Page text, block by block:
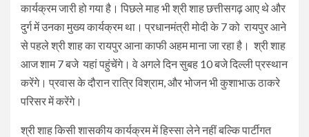
कार्यक्रम जारी हो गया है। पिछले माह भी श्री शाह छत्तीसगढ़ आए थे और
दुर्ग में उनका मुख्य कार्यक्रम था। प्रधानमंत्री मोदी के 7 को रायपुर आने
से पहले श्री शाह का रायपुर आना काफी अहम माना जा रहा है। श्री शाह
आज शाम 7 बजे यहां पहुंचेंगे। वे अगले दिन सुबह 10 बजे दिल्ली प्रस्थान
करेंगे। प्रवास के दौरान रात्रि विश्राम, और भोजन भी कुशाभाऊ ठाकरे
परिसर में करेंगे।
श्री शाह किसी शासकीय कार्यक्रम में हिस्सा लेने नहीं बल्कि पार्टीगत